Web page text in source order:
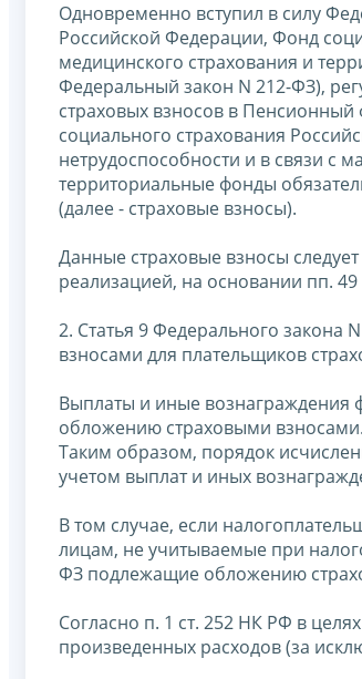
Одновременно вступил в силу
Российской Федерации, Фонд
медицинского страхования и
Федеральный закон N 212-ФЗ),
страховых взносов в
социального страхования
нетрудоспособности и в связи с
территориальные фонды
(далее - страховые взносы).
Данные страховые взносы
реализацией, на основании пп.
2. Статья 9 Федерального
взносами для плательщиков
Выплаты и иные
обложению страховыми взносами.
Таким образом, порядок
учетом выплат и иных
В том случае, если
лицам, не учитываемые при
ФЗ подлежащие обложению
Согласно п. 1 ст. 252 НК РФ в
произведенных расходов (за